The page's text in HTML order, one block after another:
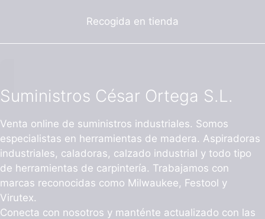
Recogida en tienda
Suministros César Ortega S.L.
Venta online de suministros industriales. Somos
especialistas en herramientas de madera. Aspiradoras
industriales, caladoras, calzado industrial y todo tipo
de herramientas de carpintería. Trabajamos con
marcas reconocidas como Milwaukee, Festool y
Virutex.
Conecta con nosotros y manténte actualizado con las